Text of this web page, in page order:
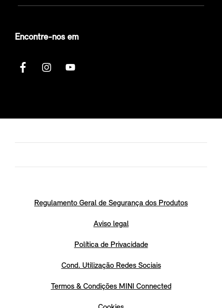
Encontre-nos em
Regulamento Geral de Segurança dos Produtos
Aviso legal
Política de Privacidade
Cond. Utilização Redes Sociais
Termos & Condições MINI Connected